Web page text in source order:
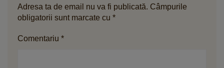
Adresa ta de email nu va fi publicată. Câmpurile
obligatorii sunt marcate cu *
Comentariu *